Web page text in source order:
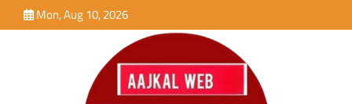
to
Mon, Aug 10, 2026